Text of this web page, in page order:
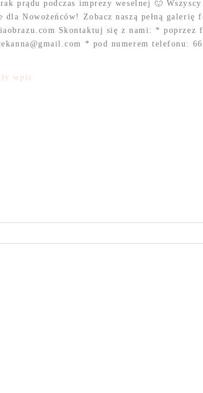
prądu podczas imprezy weselnej 🙂
dla Nowożeńców! Zobacz naszą pełną
Skontaktuj się z nami: * poprzez
* pod numerem telefonu:
wpis